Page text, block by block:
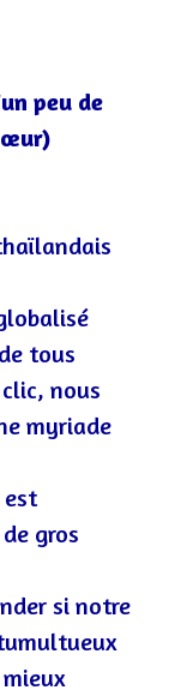
peu de
tous
nous
myriade
est
gros
si notre
ux